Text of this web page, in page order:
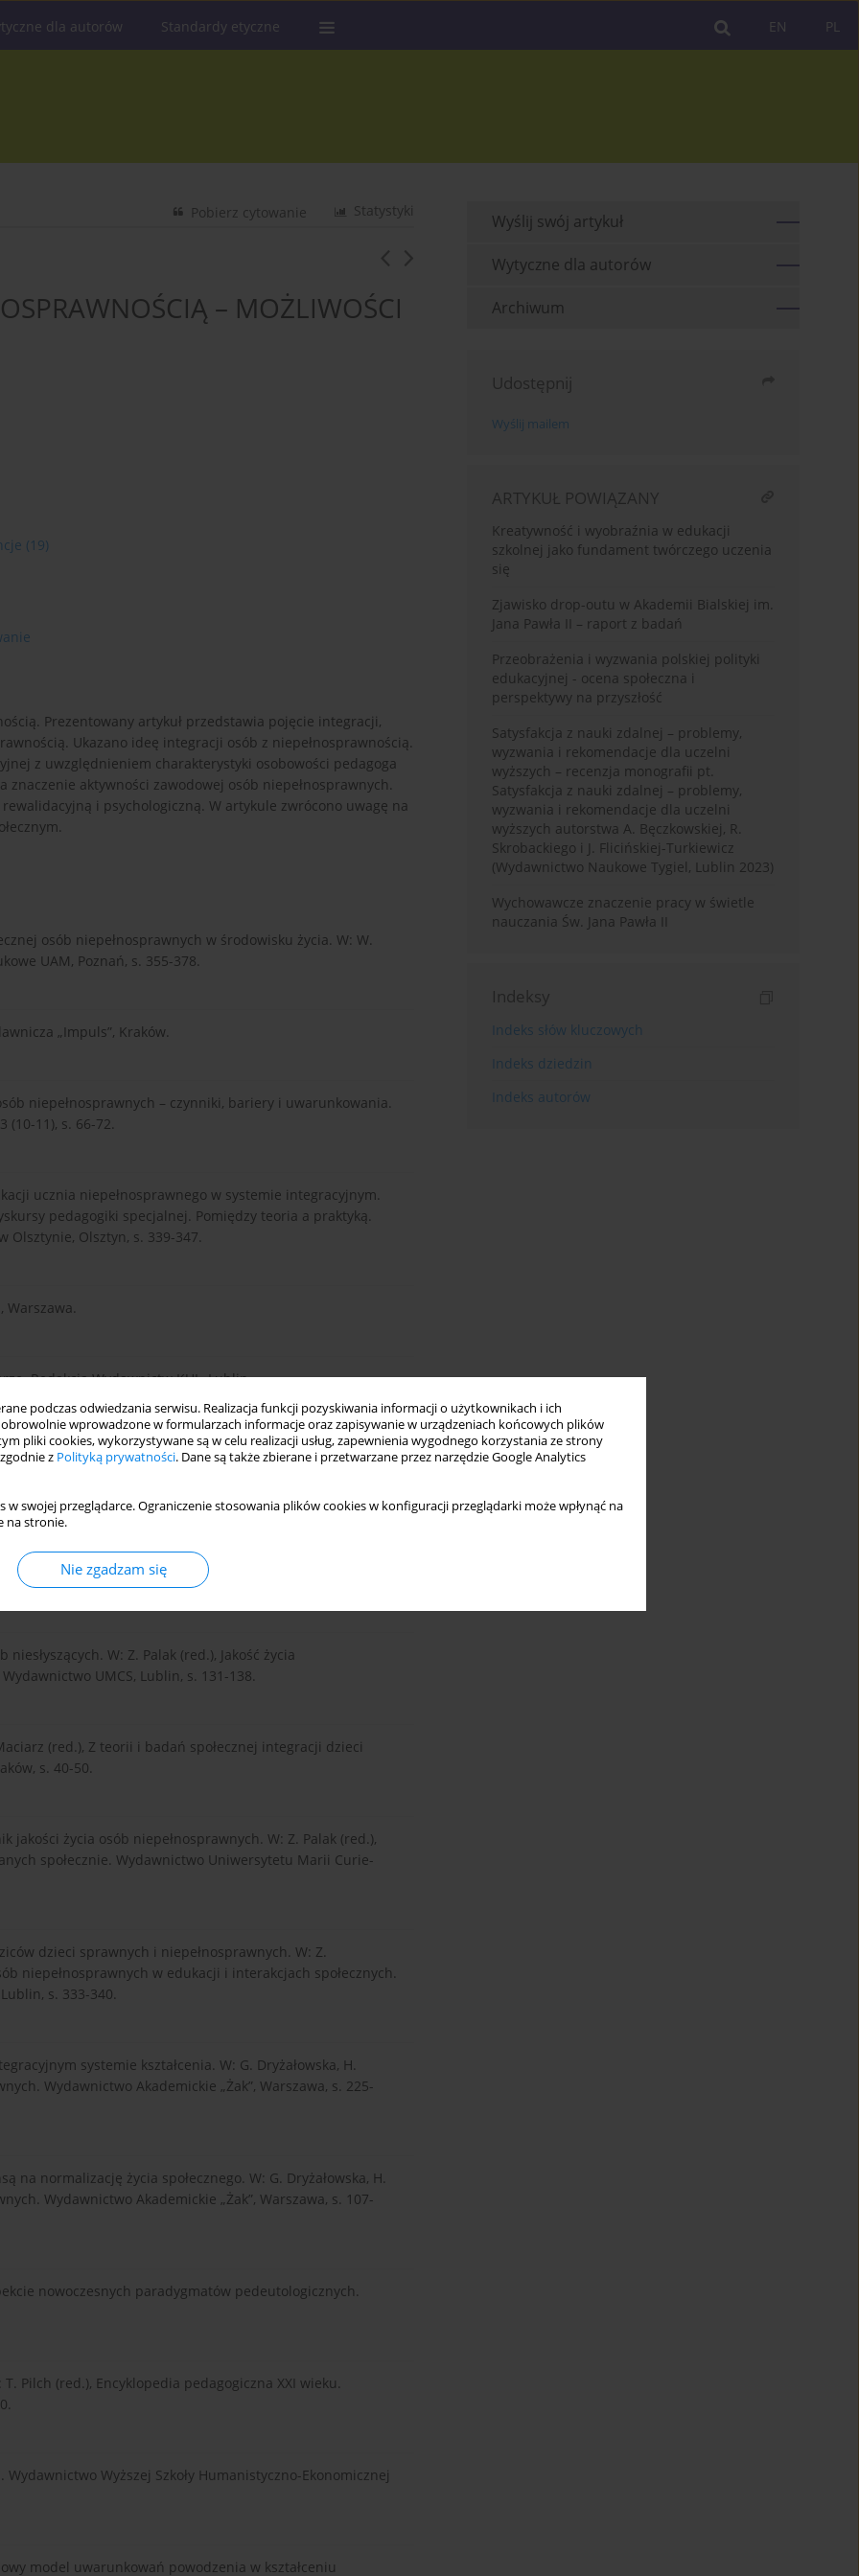
podczas odwiedzania serwisu. Realizacja funkcji pozyskiwania informacji o użytkownikach i ich
wprowadzone w formularzach informacje oraz zapisywanie w urządzeniach końcowych plików
pliki cookies, wykorzystywane są w celu realizacji usług, zapewnienia wygodnego korzystania ze strony
z Polityką prywatności. Dane są także zbierane i przetwarzane przez narzędzie Google Analytics
w swojej przeglądarce. Ograniczenie stosowania plików cookies w konfiguracji przeglądarki może wpłynąć na
na stronie.
Nie zgadzam się
PL
EN
dla autorów Standardy etyczne
Statystyki
Pobierz cytowanie
– MOŻLIWOŚCI
(19)
Prezentowany artykuł przedstawia pojęcie integracji,
Ukazano ideę integracji osób z niepełnosprawnością.
z uwzględnieniem charakterystyki osobowości pedagoga
znaczenie aktywności zawodowej osób niepełnosprawnych.
i psychologiczną. W artykule zwrócono uwagę na
osób niepełnosprawnych w środowisku życia. W: W.
UAM, Poznań, s. 355-378.
„Impuls”, Kraków.
niepełnosprawnych – czynniki, bariery i uwarunkowania.
(10-11), s. 66-72.
ucznia niepełnosprawnego w systemie integracyjnym.
pedagogiki specjalnej. Pomiędzy teoria a praktyką.
Olsztyn, s. 339-347.
Warszawa.
Redakcja Wydawnictw KUL, Lublin.
niepełnosprawnością. W: Z. Palak, Z. Bartkowicz (red.),
Uniwersytetu Marii Curie-Skłodowskiej, Lublin, s.
Akademickie Wyższej Szkoły Społeczno-Przyrodniczej
W: Z. Palak (red.), Jakość życia
UMCS, Lublin, s. 131-138.
(red.), Z teorii i badań społecznej integracji dzieci
s. 40-50.
jakości życia osób niepełnosprawnych. W: Z. Palak (red.),
społecznie. Wydawnictwo Uniwersytetu Marii Curie-
dzieci sprawnych i niepełnosprawnych. W: Z.
niepełnosprawnych w edukacji i interakcjach społecznych.
s. 333-340.
systemie kształcenia. W: G. Dryżałowska, H.
Wydawnictwo Akademickie „Żak”, Warszawa, s. 225-
na normalizację życia społecznego. W: G. Dryżałowska, H.
Wydawnictwo Akademickie „Żak”, Warszawa, s. 107-
nowoczesnych paradygmatów pedeutologicznych.
Pilch (red.), Encyklopedia pedagogiczna XXI wieku.
Wyższej Szkoły Humanistyczno-Ekonomicznej
model uwarunkowań powodzenia w kształceniu
Wyślij swój artykuł
Wytyczne dla autorów
Archiwum
Udostępnij
Wyślij mailem
ARTYKUŁ POWIĄZANY
Kreatywność i wyobraźnia w edukacji
szkolnej jako fundament twórczego uczenia
się
Zjawisko drop-outu w Akademii Bialskiej im.
Jana Pawła II – raport z badań
Przeobrażenia i wyzwania polskiej polityki
edukacyjnej - ocena społeczna i
perspektywy na przyszłość
Satysfakcja z nauki zdalnej – problemy,
wyzwania i rekomendacje dla uczelni
wyższych – recenzja monografii pt.
Satysfakcja z nauki zdalnej – problemy,
wyzwania i rekomendacje dla uczelni
wyższych autorstwa A. Bęczkowskiej, R.
Skrobackiego i J. Flicińskiej-Turkiewicz
(Wydawnictwo Naukowe Tygiel, Lublin 2023)
Wychowawcze znaczenie pracy w świetle
nauczania Św. Jana Pawła II
Indeksy
Indeks słów kluczowych
Indeks dziedzin
Indeks autorów